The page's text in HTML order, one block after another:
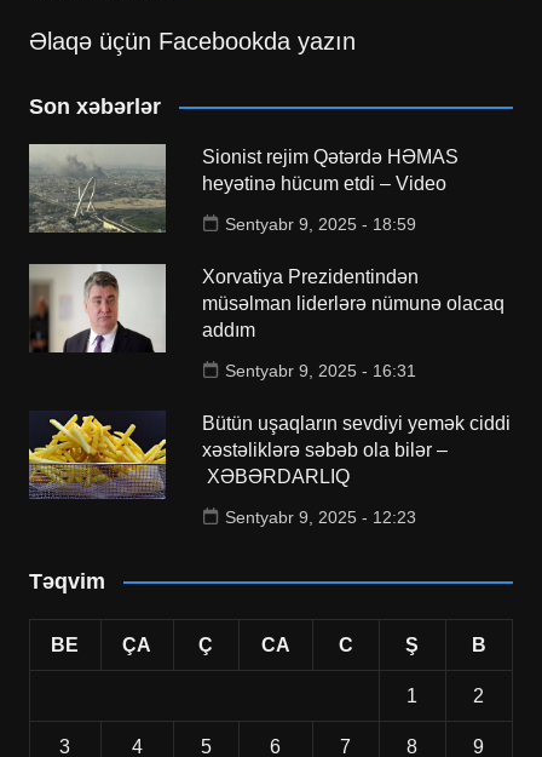
Əlaqə üçün Facebookda yazın
Son xəbərlər
Sionist rejim Qətərdə HƏMAS
heyətinə hücum etdi – Video
Sentyabr 9, 2025 - 18:59
Xorvatiya Prezidentindən
müsəlman liderlərə nümunə olacaq
addım
Sentyabr 9, 2025 - 16:31
Bütün uşaqların sevdiyi yemək ciddi
xəstəliklərə səbəb ola bilər –
XƏBƏRDARLIQ
Sentyabr 9, 2025 - 12:23
Təqvim
BE ÇA Ç CA C Ş B
1 2
3 4 5 6 7 8 9